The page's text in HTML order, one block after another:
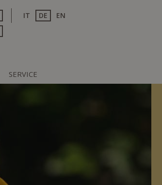
IT DE EN
SERVICE